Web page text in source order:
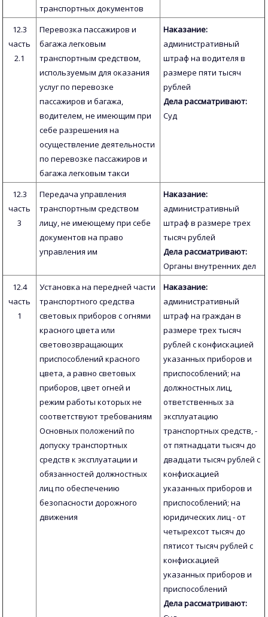
транспортных документов
12.3
часть
2.1
Перевозка пассажиров и
багажа легковым
транспортным средством,
используемым для оказания
услуг по перевозке
пассажиров и багажа,
водителем, не имеющим при
себе разрешения на
осуществление деятельности
по перевозке пассажиров и
багажа легковым такси
Наказание:
административный
штраф на водителя в
размере пяти тысяч
рублей
Дела рассматривают:
Суд
12.3
часть
3
Передача управления
транспортным средством
лицу, не имеющему при себе
документов на право
управления им
Наказание:
административный
штраф в размере трех
тысяч рублей
Дела рассматривают:
Органы внутренних дел
12.4
часть
1
Установка на передней части
транспортного средства
световых приборов с огнями
красного цвета или
световозвращающих
приспособлений красного
цвета, а равно световых
приборов, цвет огней и
режим работы которых не
соответствуют требованиям
Основных положений по
допуску транспортных
средств к эксплуатации и
обязанностей должностных
лиц по обеспечению
безопасности дорожного
движения
Наказание:
административный
штраф на граждан в
размере трех тысяч
рублей с конфискацией
указанных приборов и
приспособлений; на
должностных лиц,
ответственных за
эксплуатацию
транспортных средств, -
от пятнадцати тысяч до
двадцати тысяч рублей с
конфискацией
указанных приборов и
приспособлений; на
юридических лиц - от
четырехсот тысяч до
пятисот тысяч рублей с
конфискацией
указанных приборов и
приспособлений
Дела рассматривают: